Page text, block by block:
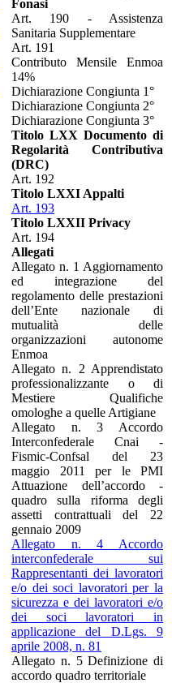
Fonasi
Art. 190 - Assistenza
Sanitaria Supplementare
Art. 191
Contributo Mensile Enmoa
14%
Dichiarazione Congiunta 1°
Dichiarazione Congiunta 2°
Dichiarazione Congiunta 3°
Titolo LXX Documento di
Regolarità Contributiva
(DRC)
Art. 192
Titolo LXXI Appalti
Art. 193
Titolo LXXII Privacy
Art. 194
Allegati
Allegato n. 1 Aggiornamento
ed integrazione del
regolamento delle prestazioni
dell’Ente nazionale di
mutualità delle
organizzazioni autonome
Enmoa
Allegato n. 2 Apprendistato
professionalizzante o di
Mestiere Qualifiche
omologhe a quelle Artigiane
Allegato n. 3 Accordo
Interconfederale Cnai -
Fismic-Confsal del 23
maggio 2011 per le PMI
Attuazione dell’accordo -
quadro sulla riforma degli
assetti contrattuali del 22
gennaio 2009
Allegato n. 4 Accordo
interconfederale sui
Rappresentanti dei lavoratori
e/o dei soci lavoratori per la
sicurezza e dei lavoratori e/o
dei soci lavoratori in
applicazione del D.Lgs. 9
aprile 2008, n. 81
Allegato n. 5 Definizione di
accordo quadro territoriale